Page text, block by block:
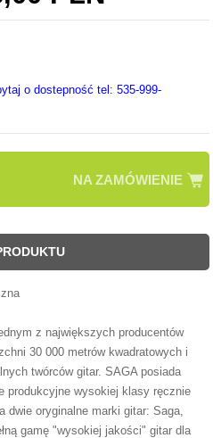
o dostepność tel: 535-999-
NA ZAMÓWIENIE
z największych producentów
30 000 metrów kwadratowych i
twórców gitar. SAGA posiada
produkcyjne wysokiej klasy ręcznie
dwie oryginalne marki gitar: Saga,
gamę "wysokiej jakości" gitar dla